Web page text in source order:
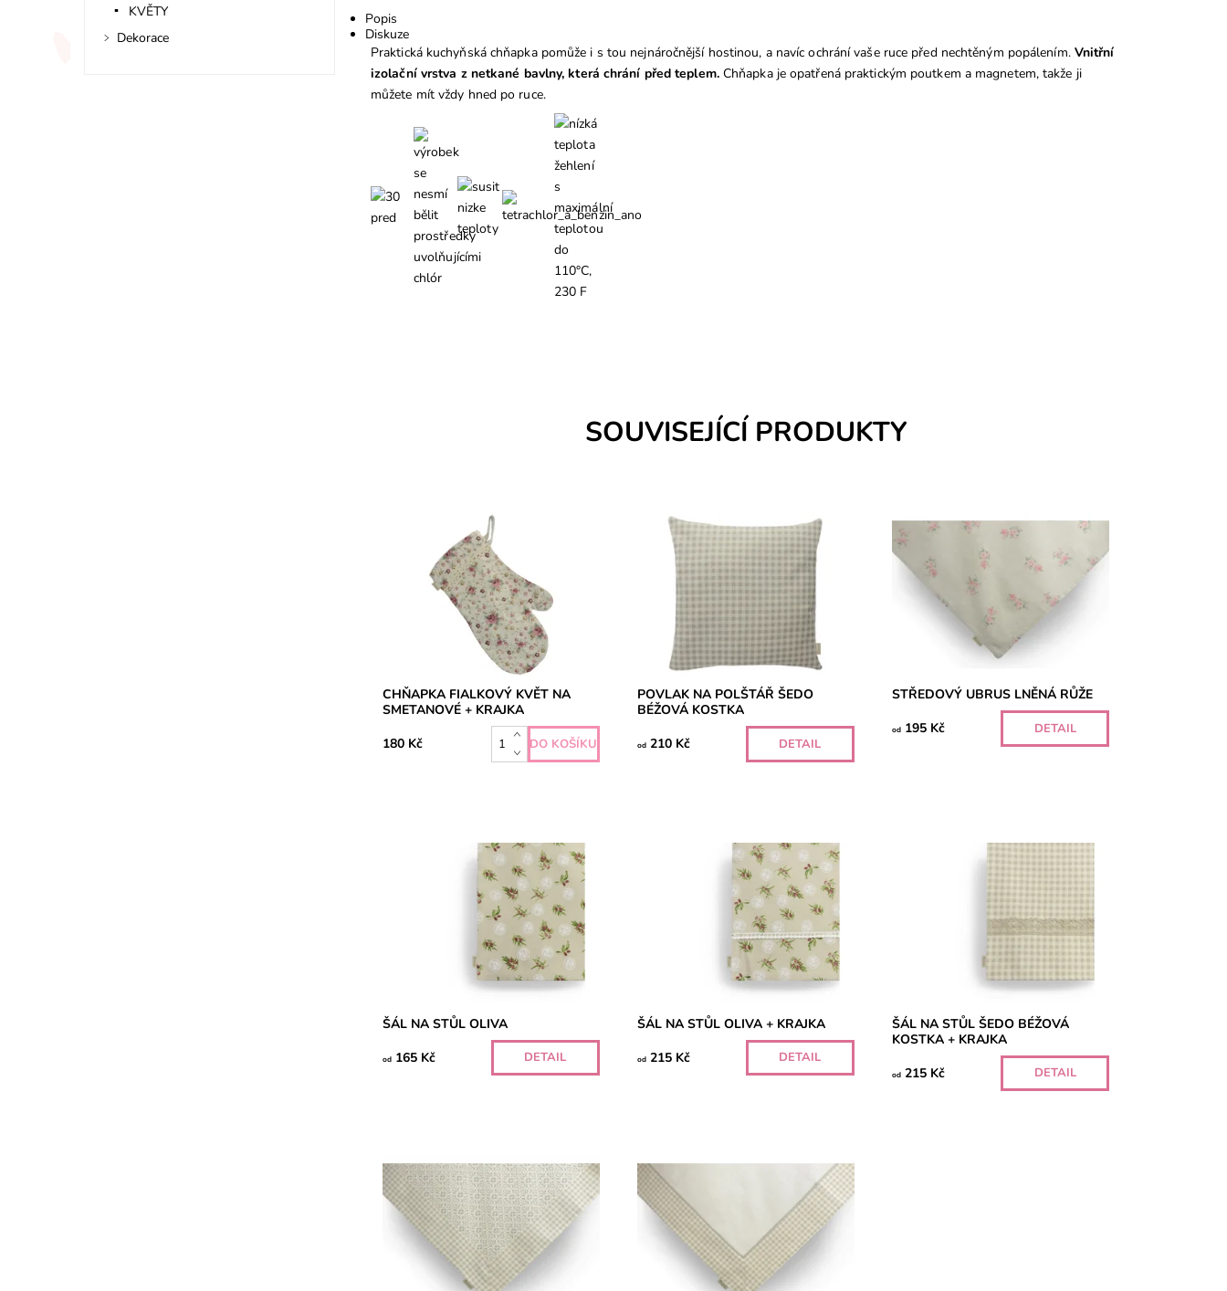
Popis
Diskuze
Praktická kuchyňská chňapka pomůže i s tou nejnáročnější hostinou, a navíc ochrání vaše ruce před nechtěným popálením. Vnitřní
izolační vrstva z netkané bavlny, která chrání před teplem.Chňapka je opatřená praktickým poutkem a magnetem, takže ji
můžete mít vždy hned po ruce.
SOUVISEJÍCÍ PRODUKTY
CHŇAPKA FIALKOVÝ KVĚT NA
SMETANOVÉ + KRAJKA
180 Kč
POVLAK NA POLŠTÁŘ ŠEDO
BÉŽOVÁ KOSTKA
od 210 Kč DETAIL
STŘEDOVÝ UBRUS LNĚNÁ RŮŽE
od 195 Kč DETAIL
ŠÁL NA STŮL OLIVA
od 165 Kč DETAIL
ŠÁL NA STŮL OLIVA + KRAJKA
od 215 Kč DETAIL
ŠÁL NA STŮL ŠEDO BÉŽOVÁ
KOSTKA + KRAJKA
od 215 Kč DETAIL
KVĚTY
Dekorace